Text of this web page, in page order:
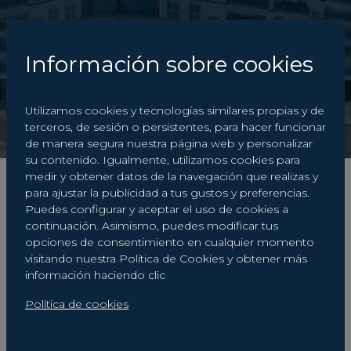
Menú
AVISO DE INFOGRAFÍAS
Todo el contenido de este sitio web no es
vinculante ni contractual, pudiendo ser
modificado por la propiedad, por requerimientos
técnicos o administrativos. Las infografías son
orientativas , el mobiliario de las mismas no está
incluido y el equipamiento de las viviendas será el
Información sobre cookies
Utilizamos cookies y tecnologías similares propias y de
terceros, de sesión o persistentes, para hacer funcionar
de manera segura nuestra página web y personalizar
su contenido. Igualmente, utilizamos cookies para
medir y obtener datos de la navegación que realizas y
para ajustar la publicidad a tus gustos y preferencias.
Puedes configurar y aceptar el uso de cookies a
continuación. Asimismo, puedes modificar tus
opciones de consentimiento en cualquier momento
visitando nuestra Política de Cookies y obtener más
información haciendo clic
Política de cookies